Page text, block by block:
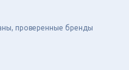
проверенные бренды